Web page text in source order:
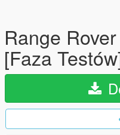
Range
[Faza